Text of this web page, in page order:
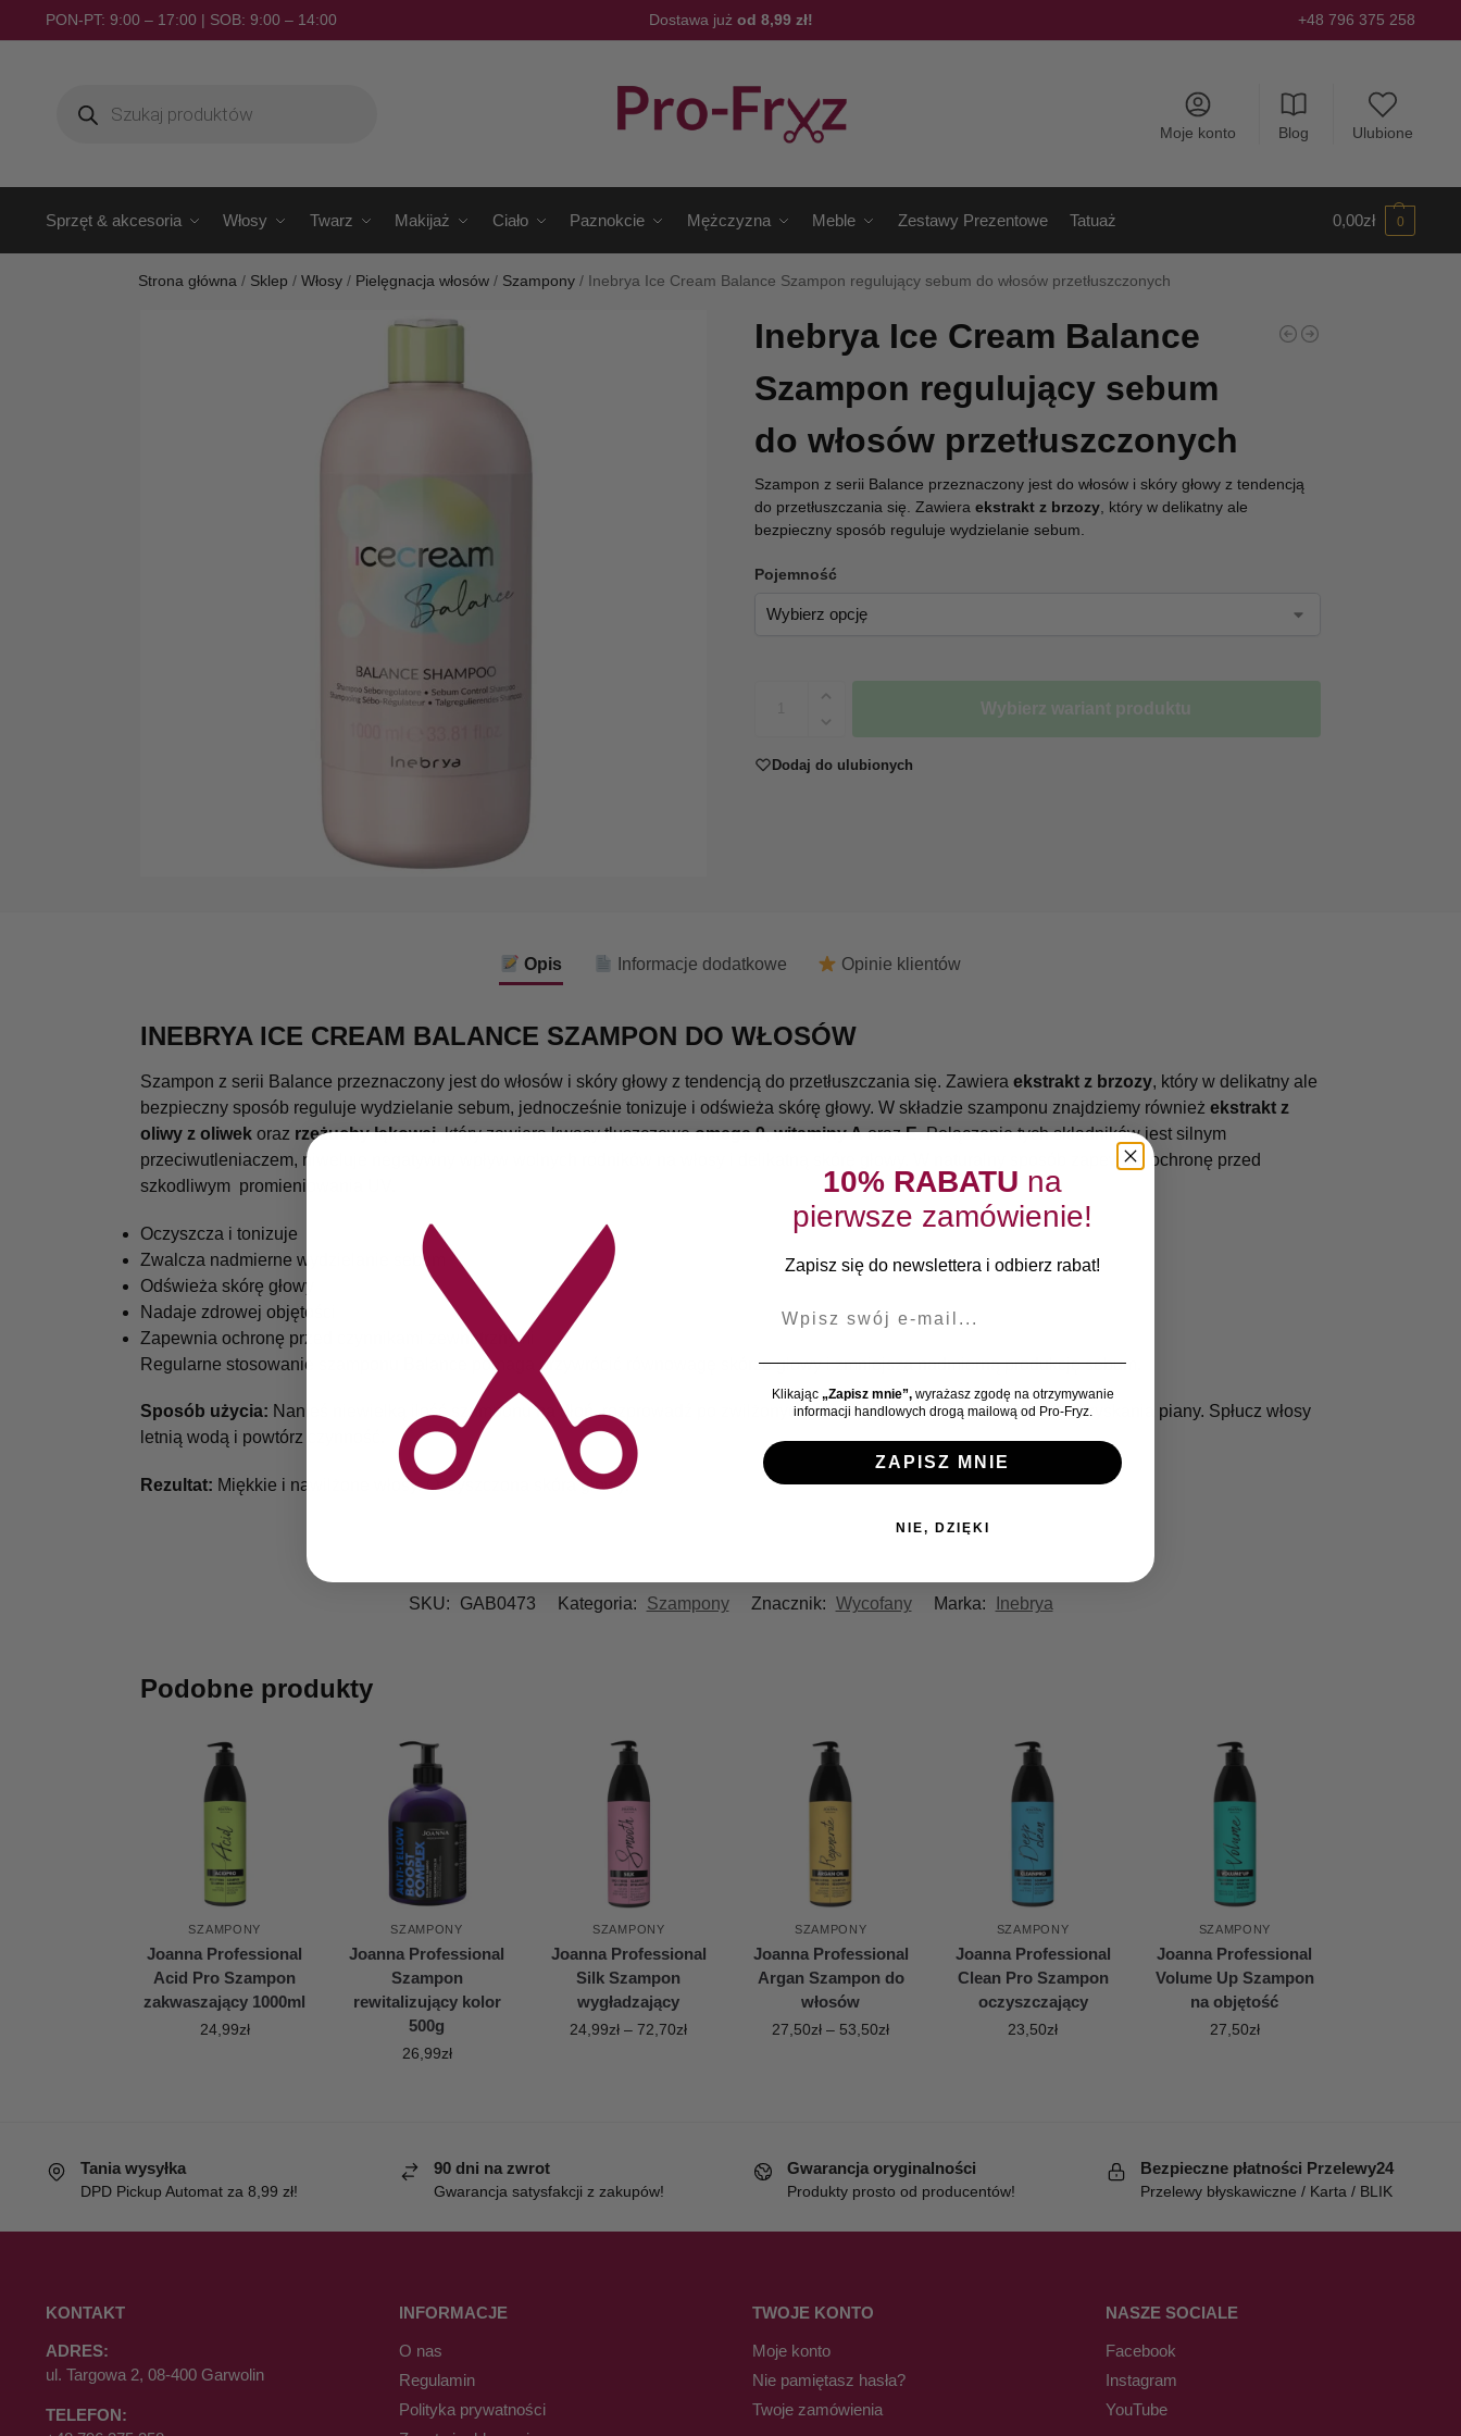
PON-PT: 9:00 – 17:00 | SOB: 9:00 – 14:00 Dostawa już od 8,99 zł! +48 796 375 258
Moje konto Blog Ulubione
Sprzęt & akcesoria Włosy Twarz Makijaż Ciało Paznokcie Mężczyzna Meble Zestawy Prezentowe Tatuaż 0,00zł 0
Strona główna / Sklep /Włosy / Pielęgnacja włosów / Szampony / Inebrya Ice Cream Balance Szampon regulujący sebum do włosów przetłuszczonych
Inebrya Ice Cream Balance
Szampon regulujący sebum
do włosów przetłuszczonych
Szampon z serii Balance przeznaczony jest do włosów i skóry głowy z tendencją
do przetłuszczania się. Zawiera ekstrakt z brzozy, który w delikatny ale
bezpieczny sposób reguluje wydzielanie sebum.
Pojemność
Wybierz wariant produktu
Dodaj do ulubionych
Opis Informacje dodatkowe Opinie klientów
INEBRYA ICE CREAM BALANCE SZAMPON DO WŁOSÓW
Szampon z serii Balance przeznaczony jest do włosów i skóry głowy z tendencją do przetłuszczania się. Zawiera ekstrakt z brzozy, który w delikatny ale
bezpieczny sposób reguluje wydzielanie sebum, jednocześnie tonizuje i odświeża skórę głowy. W składzie szamponu znajdziemy również ekstrakt z
oliwy z oliwek oraz rzeżuchy łąkowej, który zawiera kwasy tłuszczoweomega 9,witaminy AorazE. Połączenie tych składników jest silnym
przeciwutleniaczem, niweluje negatywny wpływ wolnych rodników na włosy i delikatną skórę głowy. W naturalny sposób zapewnia ochronę przed
szkodliwym promieniowania UV.
Oczyszcza i tonizuje
Zwalcza nadmierne wydzielanie sebum
Odświeża skórę głowy
Nadaje zdrowej objętości
Zapewnia ochronę przed czynnikami zewnętrznymi
Regularne stosowanie szamponu Balance pomaga przywrócić równowagę skórze głowy i zmniejsza nadmierną produkcję sebum.
Sposób użycia: Nanieś niewielką ilość szamponu na dłoń, rozprowadź po zwilżonych włosach i wmasuj kosmetyk aż do uzyskania piany. Spłucz włosy
letnią wodą i powtórz czynność.
Rezultat: Miękkie i nawilżone włosy. Oczyszczona skóra głowy.
SKU: GAB0473 Kategoria: Szampony Znacznik: Wycofany Marka: Inebrya
Podobne produkty
SZAMPONY
Joanna Professional
Acid Pro Szampon
zakwaszający 1000ml
24,99zł
SZAMPONY
Joanna Professional
Szampon
rewitalizujący kolor
500g
26,99zł
SZAMPONY
Joanna Professional
Silk Szampon
wygładzający
24,99zł – 72,70zł
SZAMPONY
Joanna Professional
Argan Szampon do
włosów
27,50zł – 53,50zł
SZAMPONY
Joanna Professional
Clean Pro Szampon
oczyszczający
23,50zł
SZAMPONY
Joanna Professional
Volume Up Szampon
na objętość
27,50zł
Tania wysyłka
DPD Pickup Automat za 8,99 zł!
90 dni na zwrot
Gwarancja satysfakcji z zakupów!
Gwarancja oryginalności
Produkty prosto od producentów!
Bezpieczne płatności Przelewy24
Przelewy błyskawiczne / Karta / BLIK
KONTAKT
ADRES:
ul. Targowa 2, 08-400 Garwolin
TELEFON:
INFORMACJE
O nas
Regulamin
Polityka prywatności
TWOJE KONTO
Moje konto
Nie pamiętasz hasła?
Twoje zamówienia
NASZE SOCIALE
Facebook
Instagram
YouTube
10% RABATU na
pierwsze zamówienie!
Zapisz się do newslettera i odbierz rabat!
Klikając „Zapisz mnie”,wyrażasz zgodę na otrzymywanie
informacji handlowych drogą mailową od Pro-Fryz.
ZAPISZ MNIE
NIE, DZIĘKI